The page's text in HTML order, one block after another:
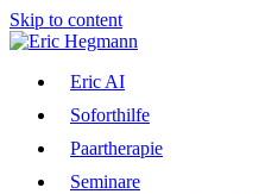
Skip to content
Eric AI
Soforthilfe
Paartherapie
Seminare